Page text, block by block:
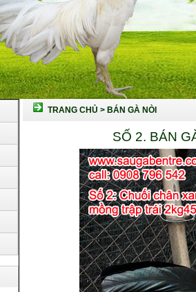
TRANG CHỦ > BÁN GÀ NÒI
SỐ 2. BÁN